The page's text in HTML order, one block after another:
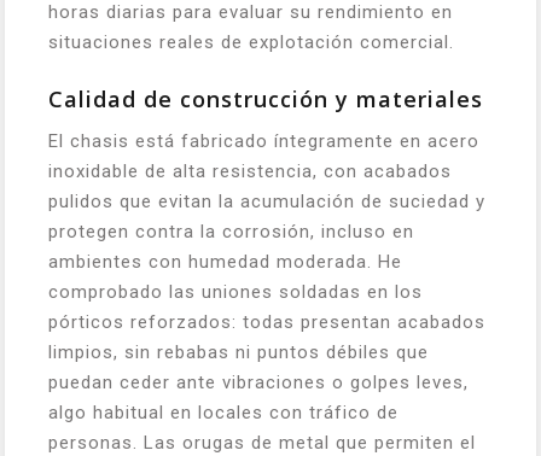
horas diarias para evaluar su rendimiento en
situaciones reales de explotación comercial.
Calidad de construcción y materiales
El chasis está fabricado íntegramente en acero
inoxidable de alta resistencia, con acabados
pulidos que evitan la acumulación de suciedad y
protegen contra la corrosión, incluso en
ambientes con humedad moderada. He
comprobado las uniones soldadas en los
pórticos reforzados: todas presentan acabados
limpios, sin rebabas ni puntos débiles que
puedan ceder ante vibraciones o golpes leves,
algo habitual en locales con tráfico de
personas. Las orugas de metal que permiten el